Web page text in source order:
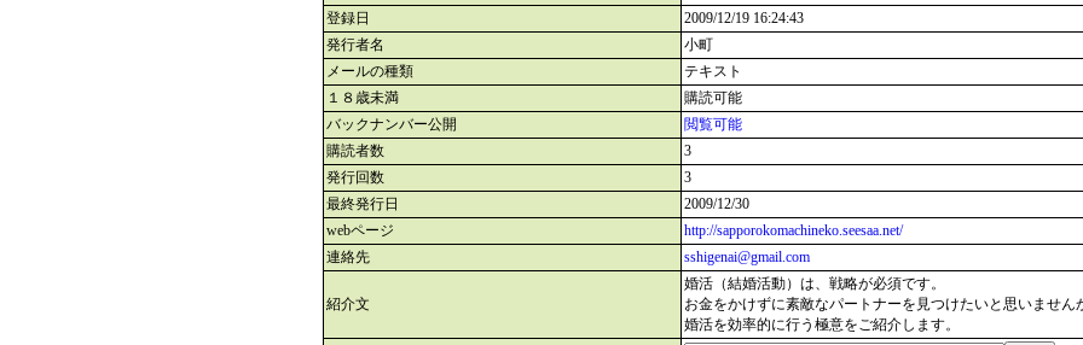
登録日
2009/12/19 16:24:43
発行者名
小町
メールの種類
テキスト
１８歳未満
購読可能
バックナンバー公開
閲覧可能
購読者数
3
発行回数
3
最終発行日
2009/12/30
webページ
http://sapporokomachineko.seesaa.net/
連絡先
sshigenai@gmail.com
紹介文
婚活（結婚活動）は、戦略が必須です。
お金をかけずに素敵なパートナーを見つけたいと思いません
婚活を効率的に行う極意をご紹介します。